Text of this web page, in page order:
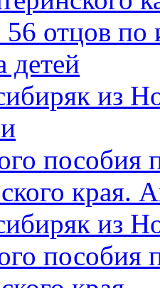
отцов по
детей
из
пособия
края.
из
пособия